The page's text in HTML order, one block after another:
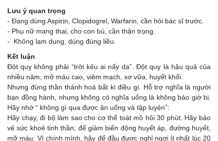
Lưu ý quan trọng
- Đang dùng Aspirin, Clopidogrel, Warfarin, cần hỏi bác sĩ trước.
- Phụ nữ mang thai, cho con bú, cần thận trọng.
- Không lạm dụng, dùng đúng liều.
Kết luận
Đột quỵ không phải “trời kêu ai nấy dạ”. Đột quỵ là hậu quả của
nhiều năm, mỡ máu cao, viêm mạch, xơ vữa, huyết khối.
Nhưng đừng thần thánh hoá bất kì điều gì. Hỗ trợ nghĩa là người
bạn đồng hành, nhưng không có nghĩa uống là không bảo giờ bị.
Hãy nhớ “ không gì qua được ăn uống và tập luyện”:
Hãy chạy, đi bộ làm sao cho cơ thể toát mồ hôi 30 phút. Hãy bảo
vệ sức khoẻ tinh thần; để giảm biến động huyết áp, đường huyết,
mỡ máu: Vì chính mình, hãy để đầu được nghỉ ngơi ít nhất lúc 20